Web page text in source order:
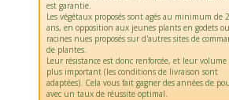
est garantie.
Les végétaux proposés sont agés au minimum de
ans, en opposition aux jeunes plants en godets
racines nues proposés sur d'autres sites de
de plantes.
Leur résistance est donc renforcée, et leur volume
plus important (les conditions de livraison sont
adaptées). Cela vous fait gagner des années de
avec un taux de réussite optimal.